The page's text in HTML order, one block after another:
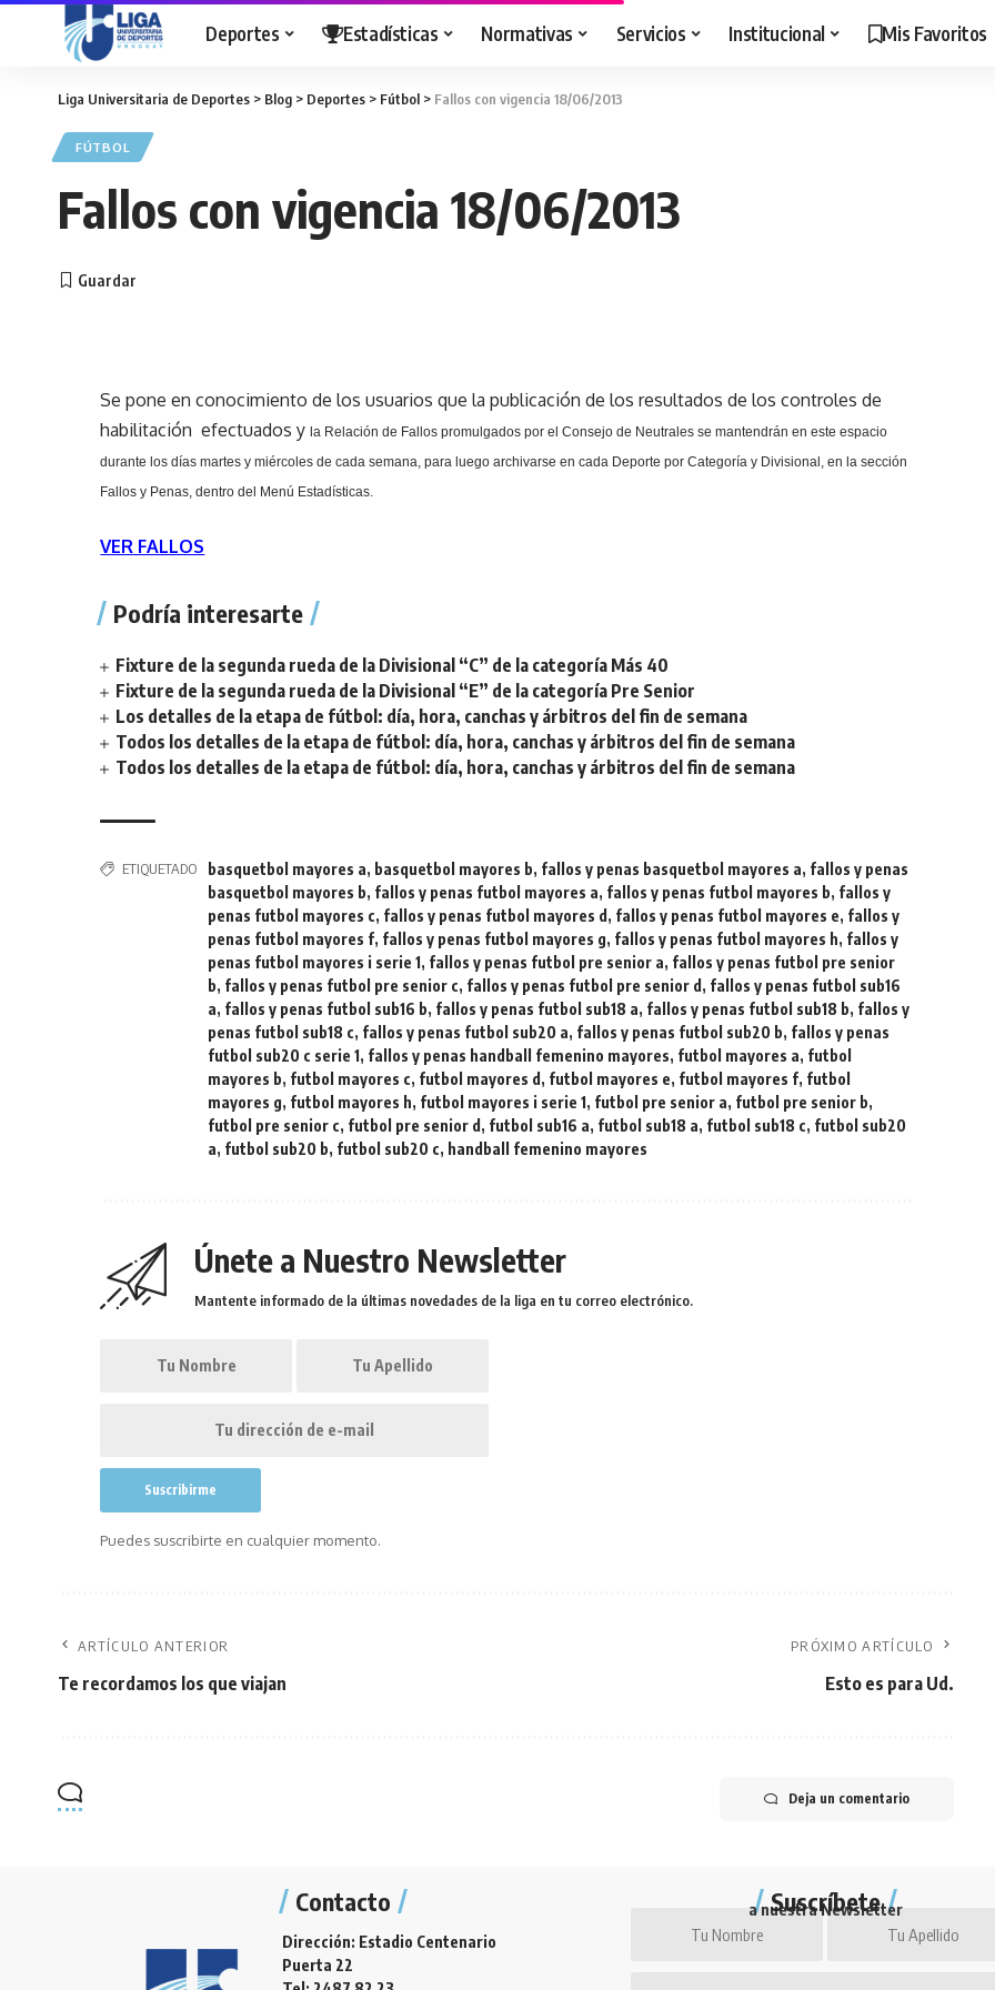
Deportes Estadísticas Normativas Servicios Institucional Mis Favoritos
Liga Universitaria de Deportes > Blog > Deportes > Fútbol > Fallos con vigencia 18/06/2013
FÚTBOL
Fallos con vigencia 18/06/2013
Se pone en conocimiento de los usuarios que la publicación de los resultados de los controles de
habilitación efectuados y la Relación de Fallos promulgados por el Consejo de Neutrales se mantendrán en este espacio
durante los días martes y miércoles de cada semana, para luego archivarse en cada Deporte por Categoría y Divisional, en la sección
Fallos y Penas, dentro del Menú Estadísticas.
VER FALLOS
Podría interesarte
Fixture de la segunda rueda de la Divisional “C” de la categoría Más 40
Fixture de la segunda rueda de la Divisional “E” de la categoría Pre Senior
Los detalles de la etapa de fútbol: día, hora, canchas y árbitros del fin de semana
Todos los detalles de la etapa de fútbol: día, hora, canchas y árbitros del fin de semana
Todos los detalles de la etapa de fútbol: día, hora, canchas y árbitros del fin de semana
ETIQUETADO basquetbol mayores a, basquetbol mayores b, fallos y penas basquetbol mayores a, fallos y penas
basquetbol mayores b, fallos y penas futbol mayores a, fallos y penas futbol mayores b, fallos y
penas futbol mayores c, fallos y penas futbol mayores d , fallos y penas futbol mayores e, fallos y
penas futbol mayores f, fallos y penas futbol mayores g, fallos y penas futbol mayores h, fallos y
penas futbol mayores i serie 1, fallos y penas futbol pre senior a, fallos y penas futbol pre senior
b, fallos y penas futbol pre senior c, fallos y penas futbol pre senior d , fallos y penas futbol sub16
a, fallos y penas futbol sub16 b, fallos y penas futbol sub18 a, fallos y penas futbol sub18 b, fallos y
penas futbol sub18 c, fallos y penas futbol sub20 a, fallos y penas futbol sub20 b, fallos y penas
futbol sub20 c serie 1, fallos y penas handball femenino mayores, futbol mayores a, futbol
mayores b, futbol mayores c, futbol mayores d , futbol mayores e, futbol mayores f, futbol
mayores g, futbol mayores h, futbol mayores i serie 1, futbol pre senior a, futbol pre senior b,
futbol pre senior c, futbol pre senior d , futbol sub16 a, futbol sub18 a, futbol sub18 c, futbol sub20
a, futbol sub20 b, futbol sub20 c, handball femenino mayores
Únete a Nuestro Newsletter
Mantente informado de la últimas novedades de la liga en tu correo electrónico.
Puedes suscribirte en cualquier momento.
ARTÍCULO ANTERIOR
Te recordamos los que viajan
PRÓXIMO ARTÍCULO
Esto es para Ud.
Deja un comentario
Contacto
Dirección: Estadio Centenario
Puerta 22
Suscríbete
a nuestra Newsletter